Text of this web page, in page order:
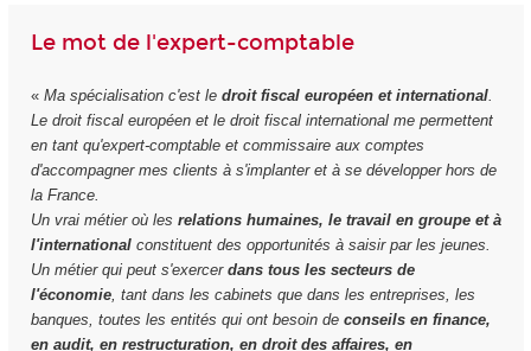
Le mot de l'expert-comptable
« Ma spécialisation c'est le droit fiscal européen et international.
Le droit fiscal européen et le droit fiscal international me permettent
en tant qu'expert-comptable et commissaire aux comptes
d'accompagner mes clients à s'implanter et à se développer hors de
la France.
Un vrai métier où les relations humaines, le travail en groupe et à
l'internationalconstituent des opportunités à saisir par les jeunes.
Un métier qui peut s'exercer dans tous les secteurs de
l'économie, tant dans les cabinets que dans les entreprises, les
banques, toutes les entités qui ont besoin de conseils en finance,
en audit, en restructuration, en droit des affaires, en